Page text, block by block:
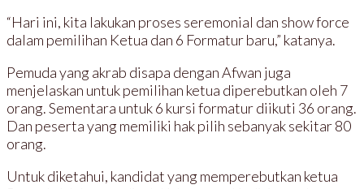
“Hari ini, kita lakukan proses seremonial dan show force
dalam pemilihan Ketua dan 6 Formatur baru,” katanya.
Pemuda yang akrab disapa dengan Afwan juga
menjelaskan untuk pemilihan ketua diperebutkan oleh 7
orang. Sementara untuk 6 kursi formatur diikuti 36 orang.
Dan peserta yang memiliki hak pilih sebanyak sekitar 80
orang.
Untuk diketahui, kandidat yang memperebutkan ketua